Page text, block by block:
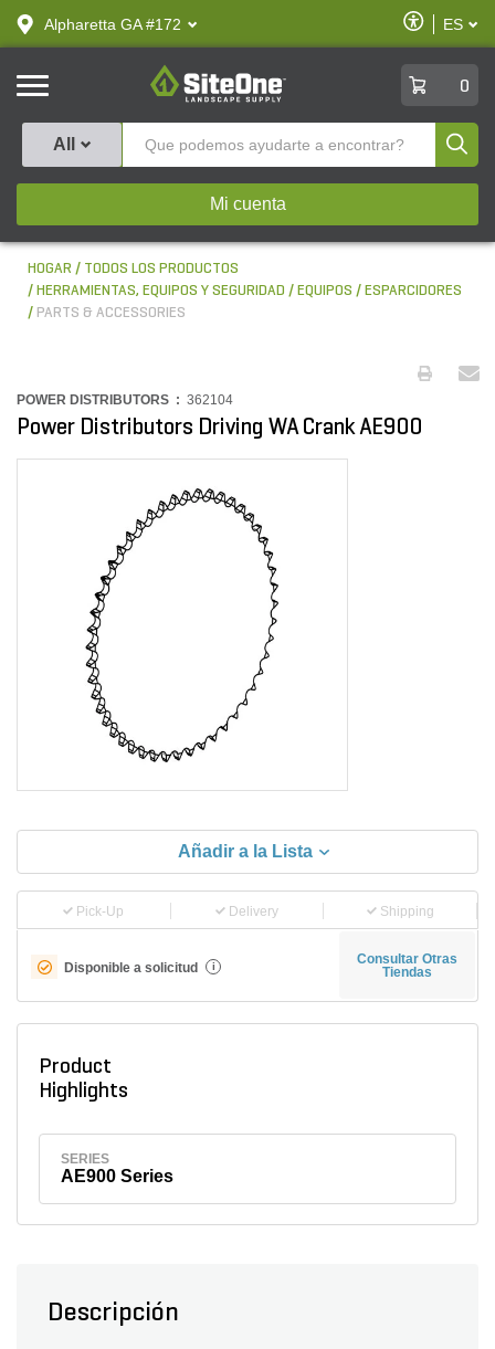
text.skipToContent
text.skipToNavigation
Alpharetta GA #172
Habilitar
ES
SiteOne
0
All
Mi cuenta
HOGAR
TODOS LOS PRODUCTOS
HERRAMIENTAS, EQUIPOS Y SEGURIDAD
EQUIPOS
ESPARCIDORES
PARTS & ACCESSORIES
POWER DISTRIBUTORS : 362104
Power Distributors Driving WA Crank AE900
Añadir a la Lista
Pick-Up Delivery Shipping
Disponible a solicitud i
Consultar Otras
Tiendas
Product
Highlights
SERIES
AE900 Series
Descripción